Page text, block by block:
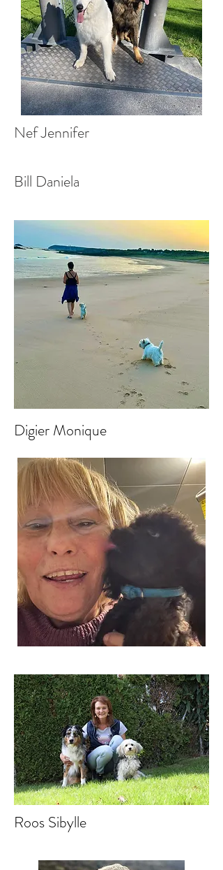
Nef Jennifer
Bill Daniela
Digier Monique
Roos Sibylle